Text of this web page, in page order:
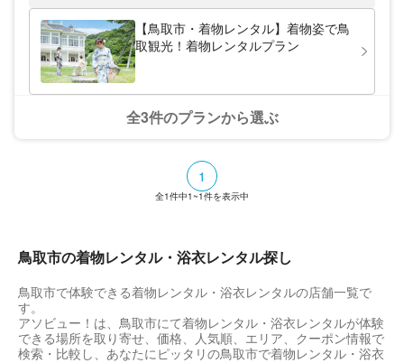
【鳥取市・着物レンタル】着物姿で鳥
取観光！着物レンタルプラン
全3件のプランから選ぶ
1
全1件中1~1件を表示中
鳥取市の着物レンタル・浴衣レンタル探し
鳥取市で体験できる着物レンタル・浴衣レンタルの店舗一覧で
す。
アソビュー！は、鳥取市にて着物レンタル・浴衣レンタルが体験
できる場所を取り寄せ、価格、人気順、エリア、クーポン情報で
検索・比較し、あなたにピッタリの鳥取市で着物レンタル・浴衣